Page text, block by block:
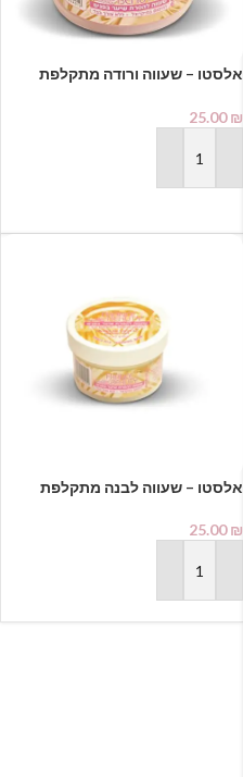
⁦אלסטו – שעווה ורודה מתקלפת
France Beauty⁩⁩
25.00₪
הוספה לסל
אלסטו – שעווה לבנה מתקלפת
France Beauty⁩
25.00₪
הוספה לסל